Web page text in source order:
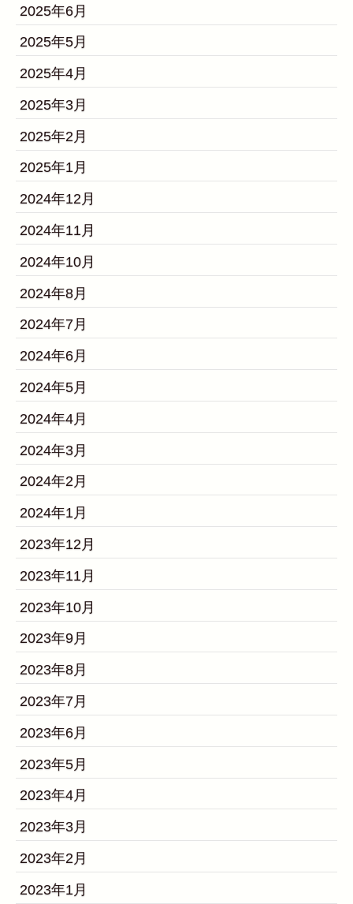
2025年6月
2025年5月
2025年4月
2025年3月
2025年2月
2025年1月
2024年12月
2024年11月
2024年10月
2024年8月
2024年7月
2024年6月
2024年5月
2024年4月
2024年3月
2024年2月
2024年1月
2023年12月
2023年11月
2023年10月
2023年9月
2023年8月
2023年7月
2023年6月
2023年5月
2023年4月
2023年3月
2023年2月
2023年1月